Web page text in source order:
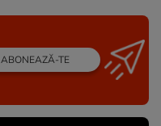
ABONEAZĂ-TE